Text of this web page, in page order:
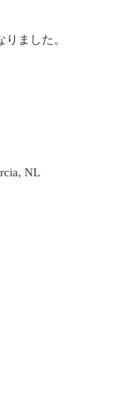
ました。
NL